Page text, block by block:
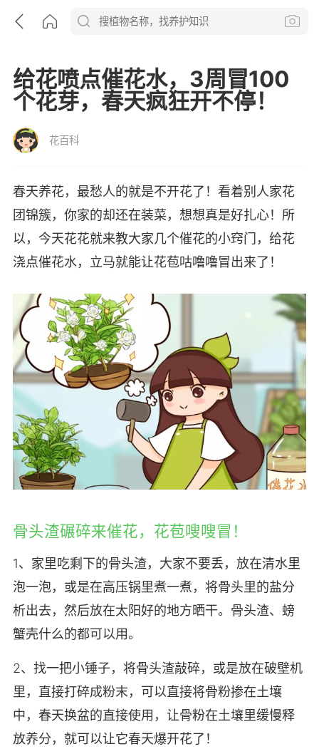
给花喷点催花水，3周冒100
个花芽，春天疯狂开不停！
花百科
春天养花，最愁人的就是不开花了！看着别人家花
团锦簇，你家的却还在装菜，想想真是好扎心！所
以，今天花花就来教大家几个催花的小窍门，给花
浇点催花水，立马就能让花苞咕噜噜冒出来了！
骨头渣碾碎来催花，花苞嗖嗖冒！
1、家里吃剩下的骨头渣，大家不要丢，放在清水里
泡一泡，或是在高压锅里煮一煮，将骨头里的盐分
析出去，然后放在太阳好的地方晒干。骨头渣、螃
蟹壳什么的都可以用。
2、找一把小锤子，将骨头渣敲碎，或是放在破壁机
里，直接打碎成粉末，可以直接将骨粉掺在土壤
中，春天换盆的直接使用，让骨粉在土壤里缓慢释
放养分，就可以让它春天爆开花了！